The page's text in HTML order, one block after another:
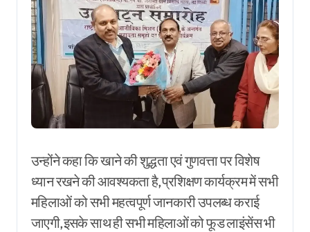
उन्होंने कहा कि खाने की शुद्धता एवं गुणवत्ता पर विशेष
ध्यान रखने की आवश्यकता है,प्रशिक्षण कार्यक्रम में सभी
महिलाओं को सभी महत्वपूर्ण जानकारी उपलब्ध कराई
जाएगी,इसके साथ ही सभी महिलाओं को फूड लाइंसेंस भी